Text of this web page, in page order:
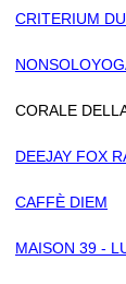
CRITERIUM
CORALE
DEEJAY FOX
CAFFÈ DIEM
MAISON 39 -